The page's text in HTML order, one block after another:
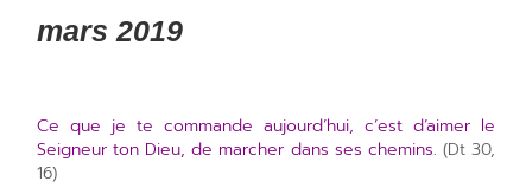
mars 2019
Ce que je te commande aujourd’hui, c’est d’aimer le
Seigneur ton Dieu, de marcher dans ses chemins. (Dt 30,
16)